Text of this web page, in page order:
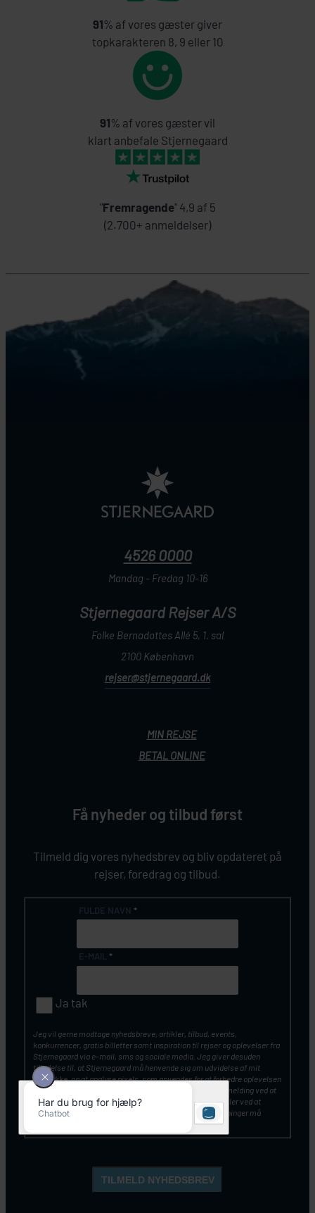
91% af vores gæster giver
topkarakteren 8, 9 eller 10
91% af vores gæster vil
klart anbefale Stjernegaard
"Fremragende" 4,9 af 5
(2.700+ anmeldelser)
4526 0000
Mandag - Fredag 10-16
Stjernegaard Rejser A/S
Folke Bernadottes Allé 5, 1. sal
2100 København
rejser@stjernegaard.dk
MIN REJSE
BETAL ONLINE
Få nyheder og tilbud først
Tilmeld dig vores nyhedsbrev og bliv opdateret på
rejser, foredrag og tilbud.
*
*
Ja tak
Jeg vil gerne modtage nyhedsbreve, artikler, tilbud, events,
konkurrencer, gratis billetter samt inspiration til rejser og oplevelser fra
Stjernegaard via e-mail, sms og sociale media. Jeg giver desuden
tilladelse til, at Stjernegaard må henvende sig om udvidelse af mit
samtykke, og at analyse pixels, som anvendes for at forbedre oplevelsen
af vores kommunikation. Du kan altid tilbagekalde din tilmelding ved at
klikke på ”Afmeld nyhedsbrev” nederst i nyhedsbrevet – eller ved at
kontakte Stjernegaards kundeservice. Mine personoplysninger må